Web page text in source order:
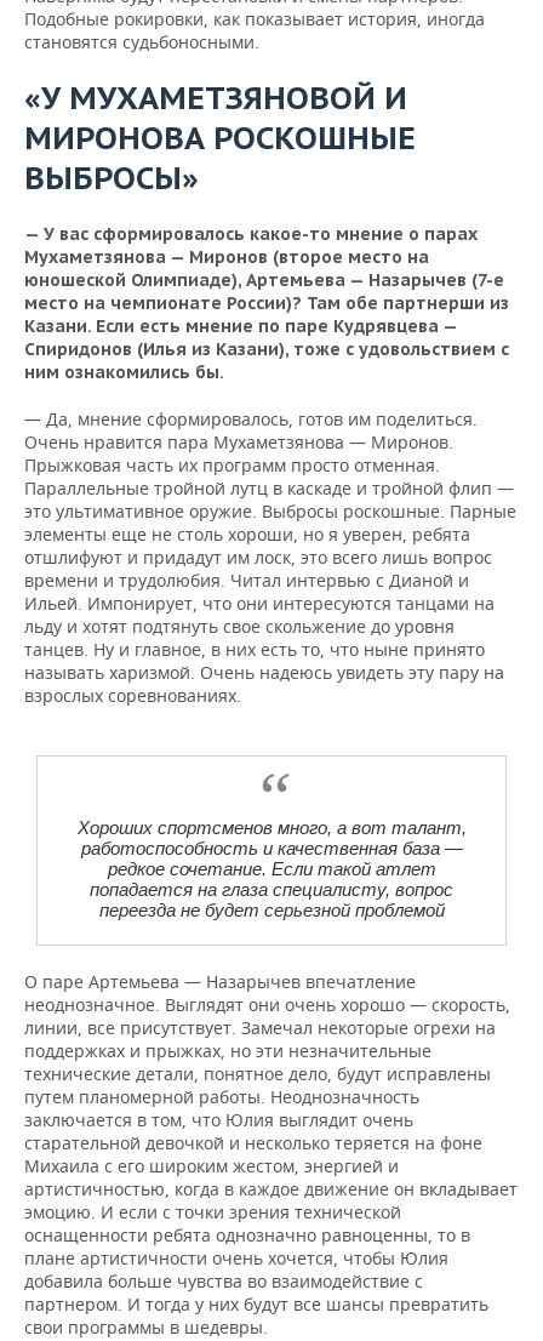
Подобные рокировки, как показывает история, иногда
становятся судьбоносными.
«У МУХАМЕТЗЯНОВОЙ И
МИРОНОВА РОСКОШНЫЕ
ВЫБРОСЫ»
— У вас сформировалось какое-то мнение о парах
Мухаметзянова — Миронов (второе место на
юношеской Олимпиаде), Артемьева — Назарычев (7-е
место на чемпионате России)? Там обе партнерши из
Казани. Если есть мнение по паре Кудрявцева —
Спиридонов (Илья из Казани), тоже с удовольствием с
ним ознакомились бы.
— Да, мнение сформировалось, готов им поделиться.
Очень нравится пара Мухаметзянова — Миронов.
Прыжковая часть их программ просто отменная.
Параллельные тройной лутц в каскаде и тройной флип —
это ультимативное оружие. Выбросы роскошные. Парные
элементы еще не столь хороши, но я уверен, ребята
отшлифуют и придадут им лоск, это всего лишь вопрос
времени и трудолюбия. Читал интервью с Дианой и
Ильей. Импонирует, что они интересуются танцами на
льду и хотят подтянуть свое скольжение до уровня
танцев. Ну и главное, в них есть то, что ныне принято
называть харизмой. Очень надеюсь увидеть эту пару на
взрослых соревнованиях.
Хороших спортсменов много, а вот талант,
работоспособность и качественная база —
редкое сочетание. Если такой атлет
попадается на глаза специалисту, вопрос
переезда не будет серьезной проблемой
О паре Артемьева — Назарычев впечатление
неоднозначное. Выглядят они очень хорошо — скорость,
линии, все присутствует. Замечал некоторые огрехи на
поддержках и прыжках, но эти незначительные
технические детали, понятное дело, будут исправлены
путем планомерной работы. Неоднозначность
заключается в том, что Юлия выглядит очень
старательной девочкой и несколько теряется на фоне
Михаила с его широким жестом, энергией и
артистичностью, когда в каждое движение он вкладывает
эмоцию. И если с точки зрения технической
оснащенности ребята однозначно равноценны, то в
плане артистичности очень хочется, чтобы Юлия
добавила больше чувства во взаимодействие с
партнером. И тогда у них будут все шансы превратить
свои программы в шедевры.